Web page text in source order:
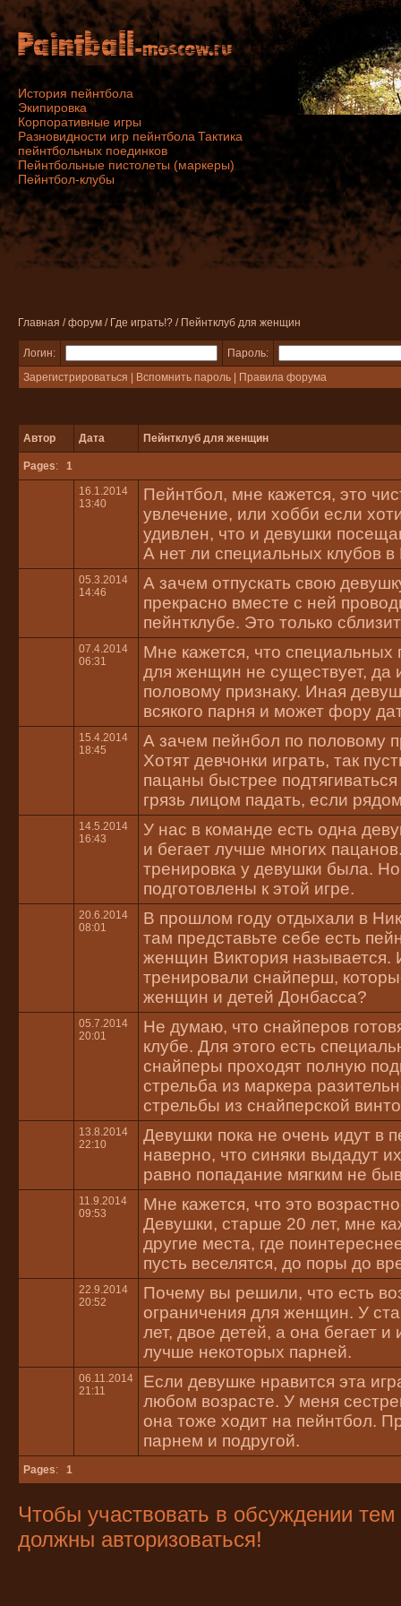
История пейнтбола
Экипировка
Корпоративные игры
Разновидности игр пейнтбола Тактика
пейнтбольных поединков
Пейнтбольные пистолеты (маркеры)
Пейнтбол-клубы
Главная /форум / Где играть!? / Пейнтклуб для женщин
Логин:
Пароль:
Зарегистрироваться
Вспомнить пароль Правила форума
Автор Дата Пейнтклуб для женщин
Pages: 1
16.1.2014
13:40
Пейнтбол, мне кажется, это
увлечение, или хобби если
удивлен, что и девушки
А нет ли специальных клубов
05.3.2014
14:46
А зачем отпускать свою
прекрасно вместе с ней
пейнтклубе. Это только
07.4.2014
06:31
Мне кажется, что специальных
для женщин не существует, да
половому признаку. Иная
всякого парня и может фору
15.4.2014
18:45
А зачем пейнбол по половому
Хотят девчонки играть, так
пацаны быстрее
грязь лицом падать, если
14.5.2014
16:43
У нас в команде есть одна
и бегает лучше многих
тренировка у девушки была.
подготовлены к этой игре.
20.6.2014
08:01
В прошлом году отдыхали в
там представьте себе есть
женщин Виктория называется.
тренировали снайперш,
женщин и детей Донбасса?
05.7.2014
20:01
Не думаю, что снайперов
клубе. Для этого есть
снайперы проходят полную
стрельба из маркера
стрельбы из снайперской
13.8.2014
22:10
Девушки пока не очень идут в
наверно, что синяки выдадут
равно попадание мягким не
11.9.2014
09:53
Мне кажется, что это
Девушки, старше 20 лет, мне
другие места, где
пусть веселятся, до поры до
22.9.2014
20:52
Почему вы решили, что есть
ограничения для женщин. У
лет, двое детей, а она бегает и
лучше некоторых парней.
06.11.2014
21:11
Если девушке нравится эта
любом возрасте. У меня
она тоже ходит на пейнтбол.
парнем и подругой.
Pages: 1
Чтобы участвовать в обсуждении
должны авторизоваться!